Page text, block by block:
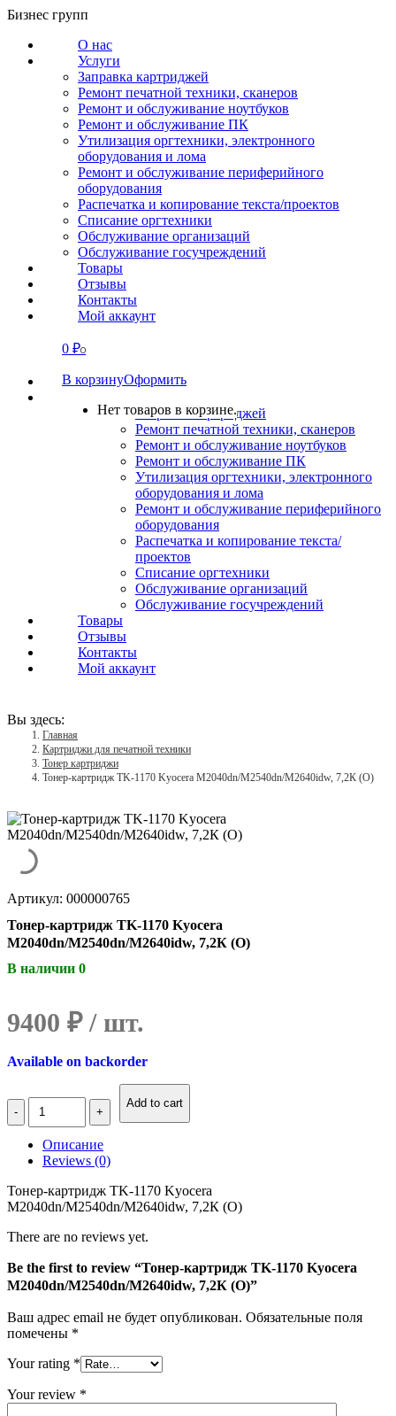
Перейти
содержанию
Бизнес групп
О нас
Услуги
Заправка картриджей
Ремонт печатной техники, сканеров
Ремонт и обслуживание ноутбуков
Ремонт и обслуживание ПК
Утилизация оргтехники, электронного
оборудования и лома
Ремонт и обслуживание периферийного
оборудования
Распечатка и копирование текста/проектов
Списание оргтехники
Обслуживание организаций
Обслуживание госучреждений
Товары
Отзывы
Контакты
Мой аккаунт
0 ₽0
В корзинуОформить
Нет товаров в корзине.
СВЯЗАТЬСЯ
О нас
Заправка картриджей
Ремонт печатной техники, сканеров
Ремонт и обслуживание ноутбуков
Ремонт и обслуживание ПК
Утилизация оргтехники, электронного
оборудования и лома
Ремонт и обслуживание периферийного
оборудования
Распечатка и копирование текста/
проектов
Списание оргтехники
Обслуживание организаций
Обслуживание госучреждений
Товары
Отзывы
Контакты
Мой аккаунт
Вы здесь:
Главная
Картриджи для печатной техники
Тонер картриджи
Тонер-картридж TK-1170 Kyocera M2040dn/M2540dn/M2640idw, 7,2К (О)
Артикул: 000000765
Тонер-картридж TK-1170 Kyocera
M2040dn/M2540dn/M2640idw, 7,2К (О)
В наличии 0
9400 ₽
Available on backorder
Количество
Тонер-
TK-
1170
Kyocera
M2040dn/M2540dn/M2640idw,
7,2К
(О)
Add to cart
Описание
Reviews (0)
Тонер-картридж TK-1170 Kyocera
M2040dn/M2540dn/M2640idw, 7,2К (О)
There are no reviews yet.
Be the first to review “Тонер-картридж TK-1170 Kyocera
M2040dn/M2540dn/M2640idw, 7,2К (О)”
Ваш адрес email не будет опубликован. Обязательные поля
помечены *
Your rating *
Your review *